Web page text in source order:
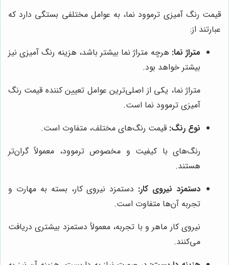
قیمت رنگ آمیزی ترموود نما، به عوامل مختلفی بستگی دارد که
عبارتند از:
متراژ نما: هرچه متراژ نما بیشتر باشد، هزینه رنگ آمیزی نیز
بیشتر خواهد بود.
متراژ نما، یکی از اصلی‌ترین عوامل تعیین کننده قیمت رنگ
آمیزی ترموود نما است.
نوع رنگ: قیمت رنگ‌های مختلف، متفاوت است.
رنگ‌های با کیفیت و مخصوص ترموود، معمولاً گران‌تر
هستند.
دستمزد نیروی کار: دستمزد نیروی کار، بسته به مهارت و
تجربه آن‌ها متفاوت است.
نیروی کار ماهر و با تجربه، معمولاً دستمزد بیشتری دریافت
می‌کنند.